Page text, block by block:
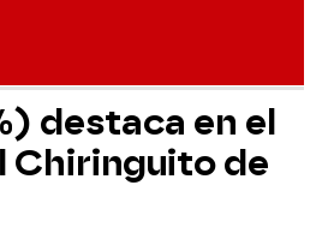
destaca en el
Chiringuito de